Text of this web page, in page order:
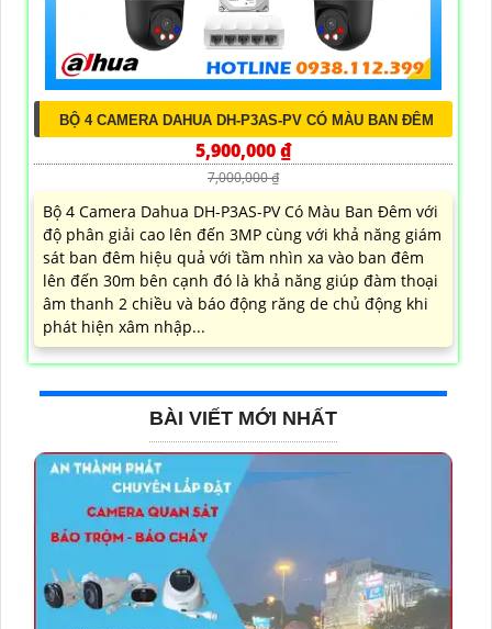
BỘ 4 CAMERA DAHUA DH-P3AS-PV CÓ MÀU BAN ĐÊM
5,900,000 ₫
7,000,000 ₫
Bộ 4 Camera Dahua DH-P3AS-PV Có Màu Ban Đêm với
độ phân giải cao lên đến 3MP cùng với khả năng giám
sát ban đêm hiệu quả với tầm nhìn xa vào ban đêm
lên đến 30m bên cạnh đó là khả năng giúp đàm thoại
âm thanh 2 chiều và báo động răng de chủ động khi
phát hiện xâm nhập...
BÀI VIẾT MỚI NHẤT